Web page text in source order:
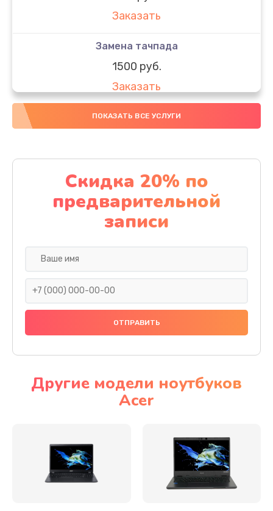
Заказать
Замена тачпада
1500 руб.
Заказать
Замена южного моста
Заказать
Чистка от пыли
1060 руб.
Заказать
Ремонт подсветки
Настройка BIOS
Замена видеочипа
ПОКАЗАТЬ ВСЕ УСЛУГИ
Скидка 20% по
предварительной
записи
Другие модели ноутбуков
Acer